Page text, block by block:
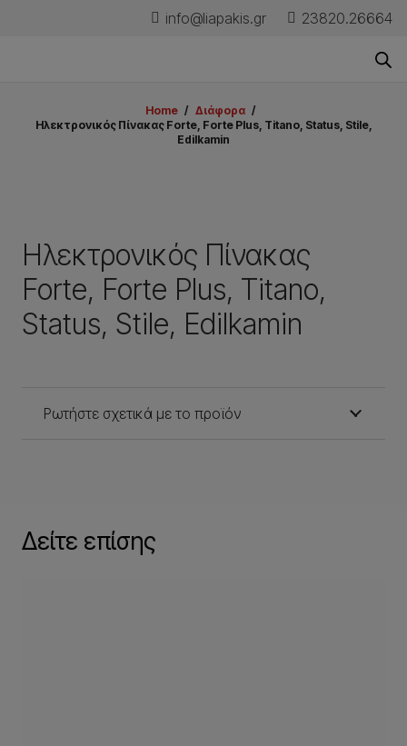
info@liapakis.gr 23820.26664
Home / Διάφορα /
Ηλεκτρονικός Πίνακας Forte, Forte Plus, Titano, Status, Stile,
Edilkamin
Ηλεκτρονικός Πίνακας
Forte, Forte Plus, Titano,
Status, Stile, Edilkamin
Ρωτήστε σχετικά με το προϊόν
Δείτε επίσης